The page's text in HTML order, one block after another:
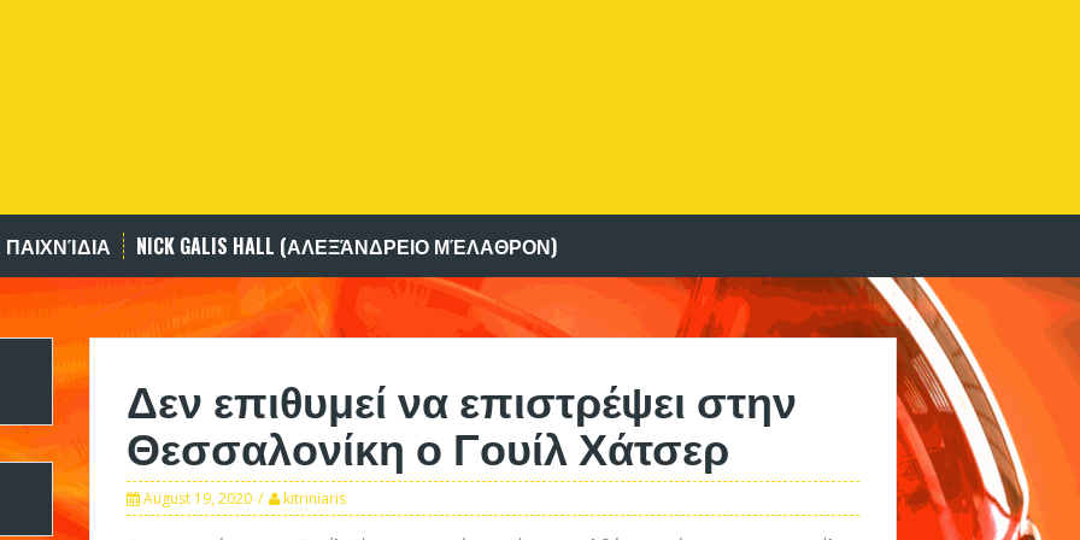
NICK GALIS HALL (ΑΛΕΞΆΝΔΡΕΙΟ ΜΈΛΑΘΡΟΝ)
Δεν επιθυμεί να επιστρέψει στην
Θεσσαλονίκη ο Γουίλ Χάτσερ
August 19, 2020 kitriniaris